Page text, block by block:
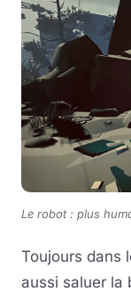
Le robot : plus
Toujours dans
aussi saluer la